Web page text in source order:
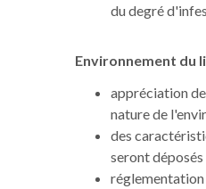
du degré
Environnement du
appréciation
nature de
des
seront